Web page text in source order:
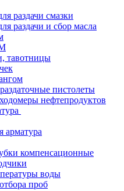
раздачи смазки
раздачи и сбор масла
тавотницы
пистолеты
нефтепродуктов
арматура
компенсационные
воды
проб